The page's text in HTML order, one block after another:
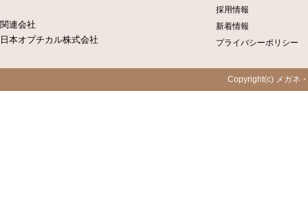
関連会社
日本オプチカル株式会社
採用情報
新着情報
プライバシーポリシー
Copyright(c) メガネ